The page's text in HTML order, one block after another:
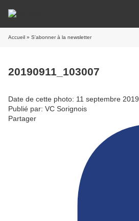
Accueil » S'abonner à la newsletter
20190911_103007
Date de cette photo: 11 septembre 2019
Publié par: VC Sorignois
Partager